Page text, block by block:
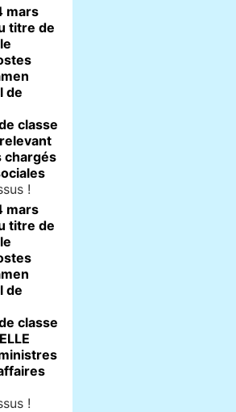
mars
titre de
de
classe
relevant
chargés
!
mars
titre de
de
classe
!